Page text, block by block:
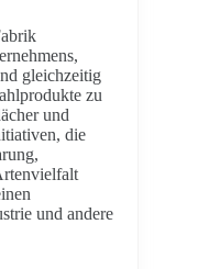
gleichzeitig
zu
und
die
und andere